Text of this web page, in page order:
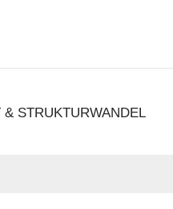
STRUKTURWANDEL